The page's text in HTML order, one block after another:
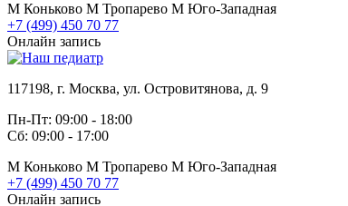
М Коньково М Тропарево М Юго-Западная
+7 (499) 450 70 77
Онлайн запись
117198, г. Москва, ул. Островитянова, д. 9
Пн-Пт: 09:00 - 18:00
Сб: 09:00 - 17:00
М Коньково М Тропарево М Юго-Западная
+7 (499) 450 70 77
Онлайн запись